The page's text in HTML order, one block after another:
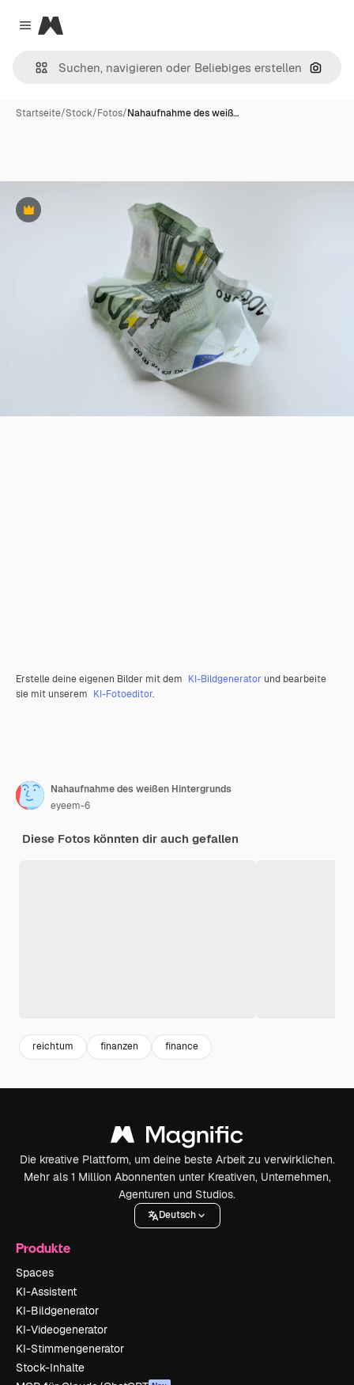
Close menu
Magnific
Nach
Startseite/Stock/Fotos/Nahaufnahme des weiß…
Premium
Erstelle deine eigenen Bilder mit dem KI-Bildgenerator und bearbeite
sie mit unserem KI-Fotoeditor.
Nahaufnahme des weißen Hintergrunds
eyeem-6
Diese Fotos könnten dir auch gefallen
reichtum finanzen finance
Die kreative Plattform, um deine beste Arbeit zu verwirklichen.
Mehr als 1 Million Abonnenten unter Kreativen, Unternehmen,
Agenturen und Studios.
Deutsch
Produkte
Spaces
KI-Assistent
KI-Bildgenerator
KI-Videogenerator
KI-Stimmengenerator
Stock-Inhalte